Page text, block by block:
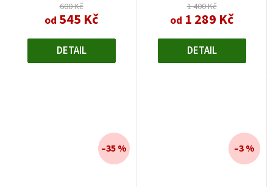
600 Kč
od 545 Kč
DETAIL
1 400 Kč
od 1 289 Kč
DETAIL
–35 % –3 %